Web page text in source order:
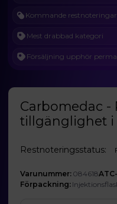
Kommande restnoteringar
Mest drabbad kategori
Försäljning upphör
Carbomedac -
tillgänglighet i
Restnoteringsstatus:
Varunummer: 084618
Förpackning: